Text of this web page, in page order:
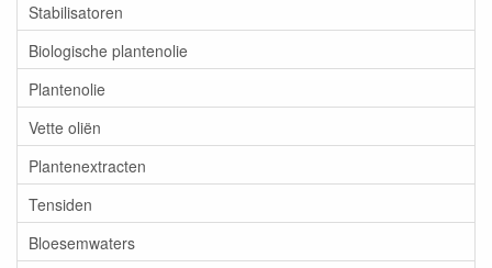
Stabilisatoren
Biologische plantenolie
Plantenolie
Vette oliën
Plantenextracten
Tensiden
Bloesemwaters